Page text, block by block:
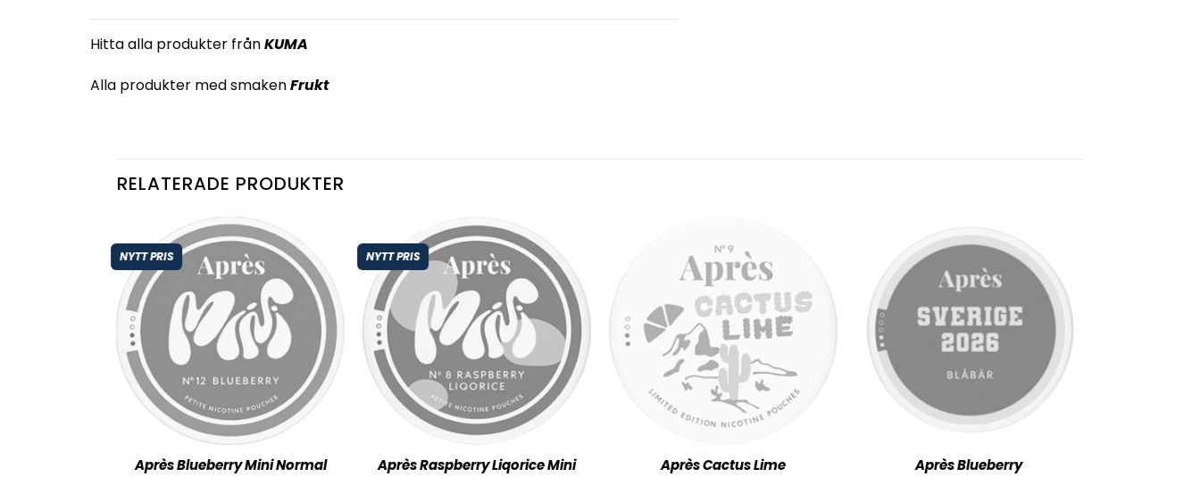
Hitta alla produkter frånKUMA
Alla produkter med smakenFrukt
RELATERADE PRODUKTER
NYTT PRIS
Après Blueberry Mini Normal
NYTT PRIS
Après Raspberry Liqorice Mini Après Cactus Lime Après Blueberry